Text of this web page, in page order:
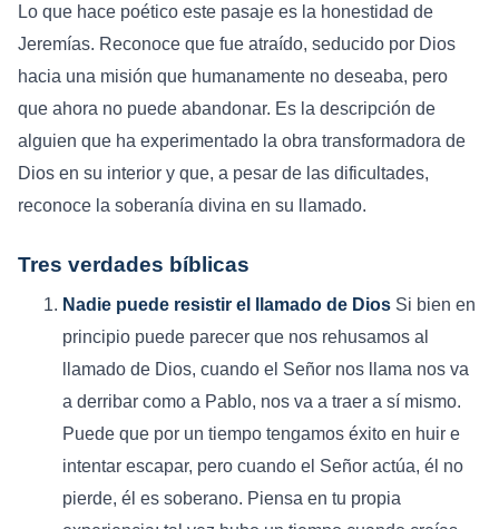
Lo que hace poético este pasaje es la honestidad de
Jeremías. Reconoce que fue atraído, seducido por Dios
hacia una misión que humanamente no deseaba, pero
que ahora no puede abandonar. Es la descripción de
alguien que ha experimentado la obra transformadora de
Dios en su interior y que, a pesar de las dificultades,
reconoce la soberanía divina en su llamado.
Tres verdades bíblicas
Nadie puede resistir el llamado de Dios Si bien en
principio puede parecer que nos rehusamos al
llamado de Dios, cuando el Señor nos llama nos va
a derribar como a Pablo, nos va a traer a sí mismo.
Puede que por un tiempo tengamos éxito en huir e
intentar escapar, pero cuando el Señor actúa, él no
pierde, él es soberano. Piensa en tu propia